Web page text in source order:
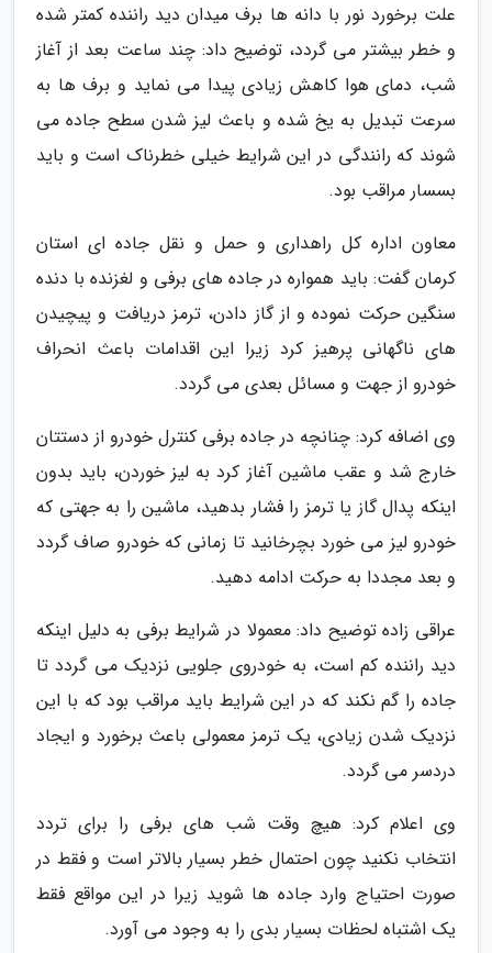
علت برخورد نور با دانه ها برف میدان دید راننده کمتر شده
و خطر بیشتر می گردد، توضیح داد: چند ساعت بعد از آغاز
شب، دمای هوا کاهش زیادی پیدا می نماید و برف ها به
سرعت تبدیل به یخ شده و باعث لیز شدن سطح جاده می
شوند که رانندگی در این شرایط خیلی خطرناک است و باید
بسسار مراقب بود.
معاون اداره کل راهداری و حمل و نقل جاده ای استان
کرمان گفت: باید همواره در جاده های برفی و لغزنده با دنده
سنگین حرکت نموده و از گاز دادن، ترمز دریافت و پیچیدن
های ناگهانی پرهیز کرد زیرا این اقدامات باعث انحراف
خودرو از جهت و مسائل بعدی می گردد.
وی اضافه کرد: چنانچه در جاده برفی کنترل خودرو از دستتان
خارج شد و عقب ماشین آغاز کرد به لیز خوردن، باید بدون
اینکه پدال گاز یا ترمز را فشار بدهید، ماشین را به جهتی که
خودرو لیز می خورد بچرخانید تا زمانی که خودرو صاف گردد
و بعد مجددا به حرکت ادامه دهید.
عراقی زاده توضیح داد: معمولا در شرایط برفی به دلیل اینکه
دید راننده کم است، به خودروی جلویی نزدیک می گردد تا
جاده را گم نکند که در این شرایط باید مراقب بود که با این
نزدیک شدن زیادی، یک ترمز معمولی باعث برخورد و ایجاد
دردسر می گردد.
وی اعلام کرد: هیچ وقت شب های برفی را برای تردد
انتخاب نکنید چون احتمال خطر بسیار بالاتر است و فقط در
صورت احتیاج وارد جاده ها شوید زیرا در این مواقع فقط
یک اشتباه لحظات بسیار بدی را به وجود می آورد.